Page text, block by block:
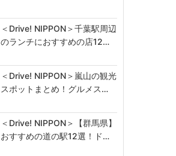
＜Drive! NIPPON＞千葉駅周辺
のランチにおすすめの店12…
＜Drive! NIPPON＞嵐山の観光
スポットまとめ！グルメス…
＜Drive! NIPPON＞【群馬県】
おすすめの道の駅12選！ド…